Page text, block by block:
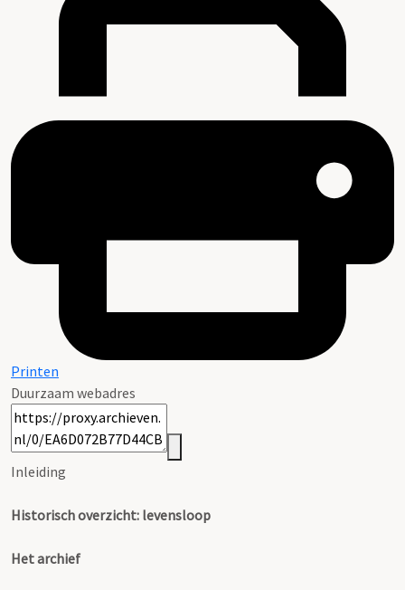
Printen
Duurzaam webadres
Inleiding
Historisch overzicht: levensloop
Het archief